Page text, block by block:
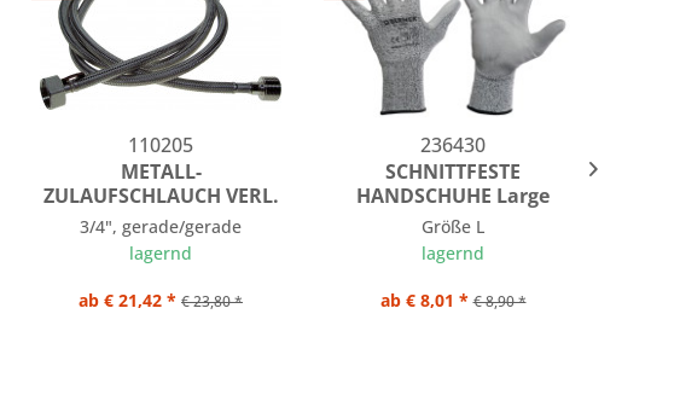
110205
METALL-
ZULAUFSCHLAUCH VERL.
1m
3/4", gerade/gerade
lagernd
ab € 21,42 * € 23,80 *
236430
SCHNITTFESTE
HANDSCHUHE Large
Größe L
lagernd
ab € 8,01 * € 8,90 *